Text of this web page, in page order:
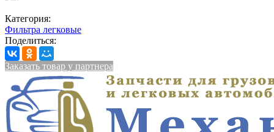
Категория:
Фильтра легковые
Поделиться:
Заказать товар у партнера